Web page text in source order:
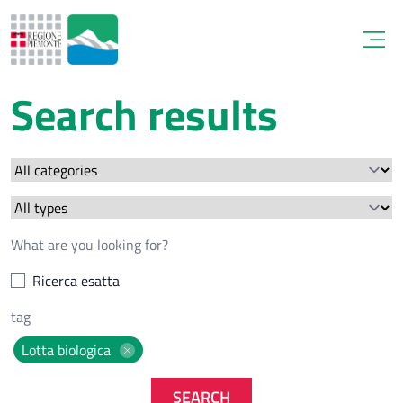
Search results
Ricerca esatta
Lotta biologica
SEARCH